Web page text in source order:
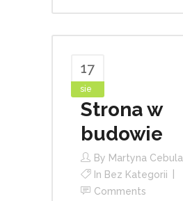
17
sie
Strona w
budowie
By Martyna Cebula
In Bez Kategorii
Comments